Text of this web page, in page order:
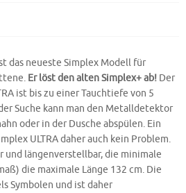
das neueste Simplex Modell für
Er löst den alten Simplex+ ab! Der
ist bis zu einer Tauchtiefe von 5
Suche kann man den Metalldetektor
oder in der Dusche abspülen. Ein
ULTRA daher auch kein Problem.
und längenverstellbar, die minimale
die maximale Länge 132 cm. Die
Symbolen und ist daher